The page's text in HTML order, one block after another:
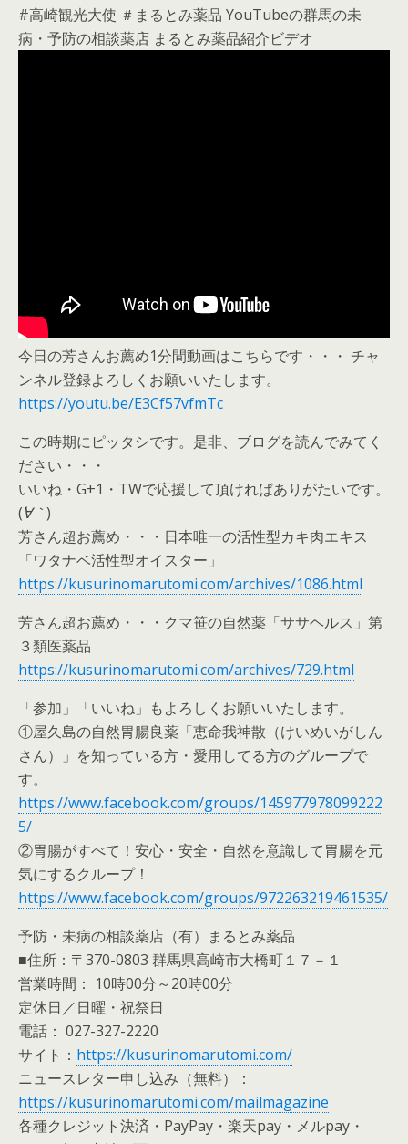
#高崎観光大使 ＃まるとみ薬品 YouTubeの群馬の未
病・予防の相談薬店 まるとみ薬品紹介ビデオ
今日の芳さんお薦め1分間動画はこちらです・・・ チャ
ンネル登録よろしくお願いいたします。
https://youtu.be/E3Cf57vfmTc
この時期にピッタシです。是非、ブログを読んでみてく
ださい・・・
いいね・G+1・TWで応援して頂ければありがたいです。
(´∀｀)
芳さん超お薦め・・・日本唯一の活性型カキ肉エキス
「ワタナベ活性型オイスター」
https://kusurinomarutomi.com/archives/1086.html
芳さん超お薦め・・・クマ笹の自然薬「ササヘルス」第
３類医薬品
https://kusurinomarutomi.com/archives/729.html
「参加」「いいね」もよろしくお願いいたします。
①屋久島の自然胃腸良薬「恵命我神散（けいめいがしん
さん）」を知っている方・愛用してる方のグループで
す。
https://www.facebook.com/groups/145977978099222
5/
②胃腸がすべて！安心・安全・自然を意識して胃腸を元
気にするクループ！
https://www.facebook.com/groups/972263219461535/
予防・未病の相談薬店（有）まるとみ薬品
■住所：〒370-0803 群馬県高崎市大橋町１７－１
営業時間： 10時00分～20時00分
定休日／日曜・祝祭日
電話： 027-327-2220
サイト： https://kusurinomarutomi.com/
ニュースレター申し込み（無料）：
https://kusurinomarutomi.com/mailmagazine
各種クレジット決済・PayPay・楽天pay・メルpay・